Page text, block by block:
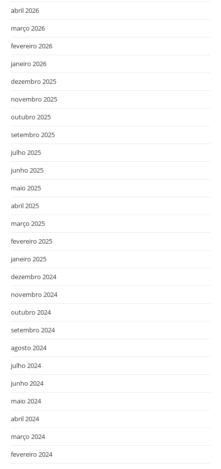
abril 2026
março 2026
fevereiro 2026
janeiro 2026
dezembro 2025
novembro 2025
outubro 2025
setembro 2025
julho 2025
junho 2025
maio 2025
abril 2025
março 2025
fevereiro 2025
janeiro 2025
dezembro 2024
novembro 2024
outubro 2024
setembro 2024
agosto 2024
julho 2024
junho 2024
maio 2024
abril 2024
março 2024
fevereiro 2024